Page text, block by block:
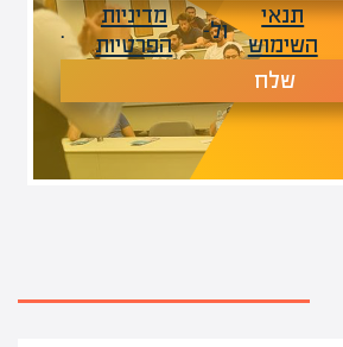
תנאי
השימוש
ול-
מדיניות
הפרטיות
.
שלח